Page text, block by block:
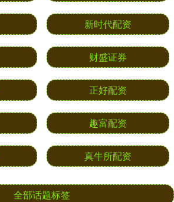
新时代配资
财盛证券
正好配资
趣富配资
真牛所配资
全部话题标签